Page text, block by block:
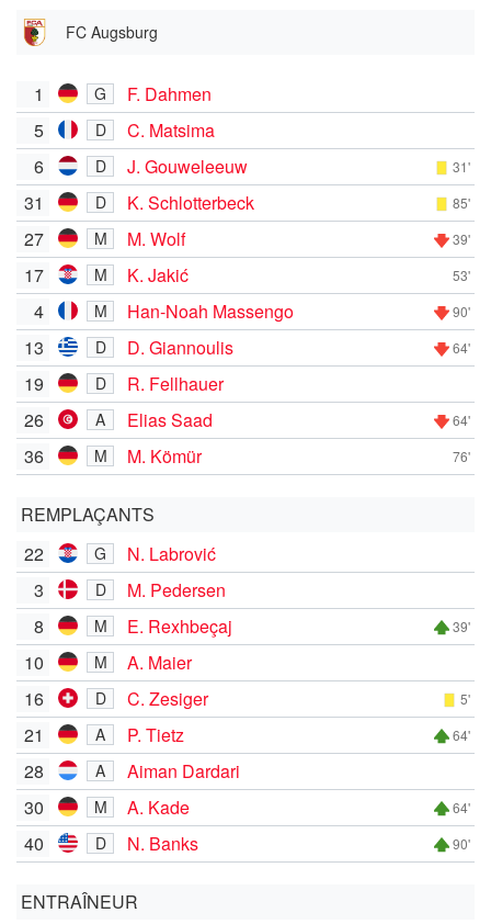
FC Augsburg
1 G
F. Dahmen
5
D
C. Matsima
6
D J. Gouweleeuw 31'
31 D K. Schlotterbeck 85'
27 M M. Wolf 39'
17 M K. Jakić 53'
4 M Han-Noah Massengo 90'
13 D D. Giannoulis 64'
19 D
R. Fellhauer
26
A Elias Saad 64'
36 M M. Kömür 76'
REMPLAÇANTS
22
G
N. Labrović
3
D
M. Pedersen
8
M E. Rexhbeçaj 39'
10 M
A. Maier
16
D C. Zesiger 5'
21 A P. Tietz 64'
28 A
Aiman Dardari
30
M A. Kade 64'
40 D N. Banks 90'
ENTRAÎNEUR